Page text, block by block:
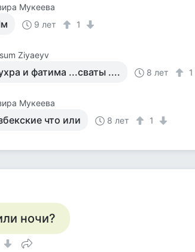
Мукеева
9 лет 1
Ziyaeyv
и фатима ...сваты .... 8 лет
Мукеева
что или 8 лет 1
ночи?